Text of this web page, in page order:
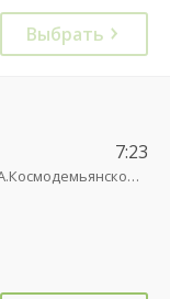
Выбрать
7:23
Памятник А.Космодемьянскому(Балтийское шоссе) трасса